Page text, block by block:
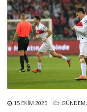
15 EKIM 2025 GÜNDEM,